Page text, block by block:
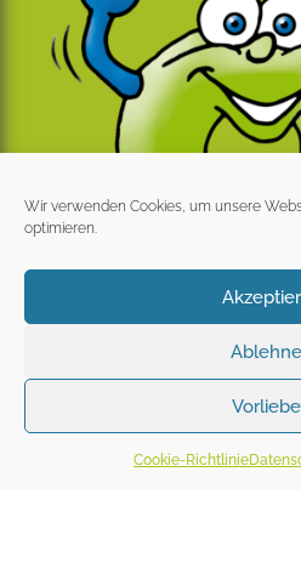
Wir verwenden Cookies, um unsere
optimieren.
Cookie-Richtlinie